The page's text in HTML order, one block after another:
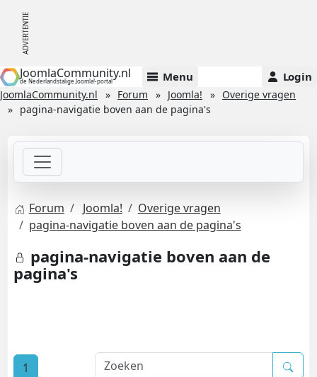
JoomlaCommunity.nl
de Nederlandstalige Joomla!-portal Menu Login
JoomlaCommunity.nl Forum Joomla!
Overige vragen
pagina-navigatie boven aan de pagina's
Forum Joomla!
Overige vragen
pagina-navigatie boven aan de pagina's
pagina-navigatie boven aan de
pagina's
1